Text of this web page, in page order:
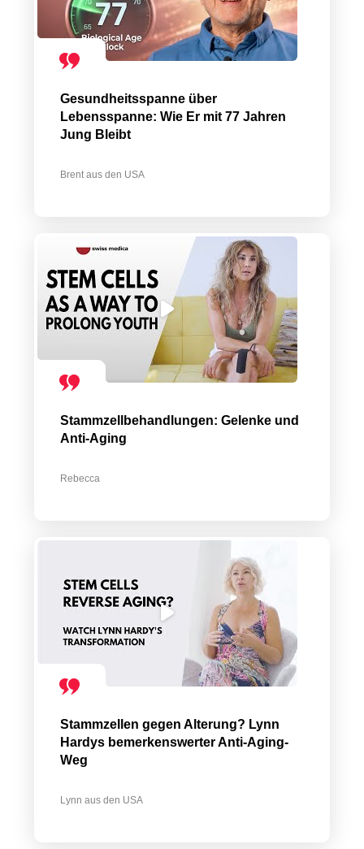
Gesundheitsspanne über
Lebensspanne: Wie Er mit 77 Jahren
Jung Bleibt
Brent aus den USA
Stammzellbehandlungen: Gelenke und
Anti-Aging
Rebecca
Stammzellen gegen Alterung? Lynn
Hardys bemerkenswerter Anti-Aging-
Weg
Lynn aus den USA